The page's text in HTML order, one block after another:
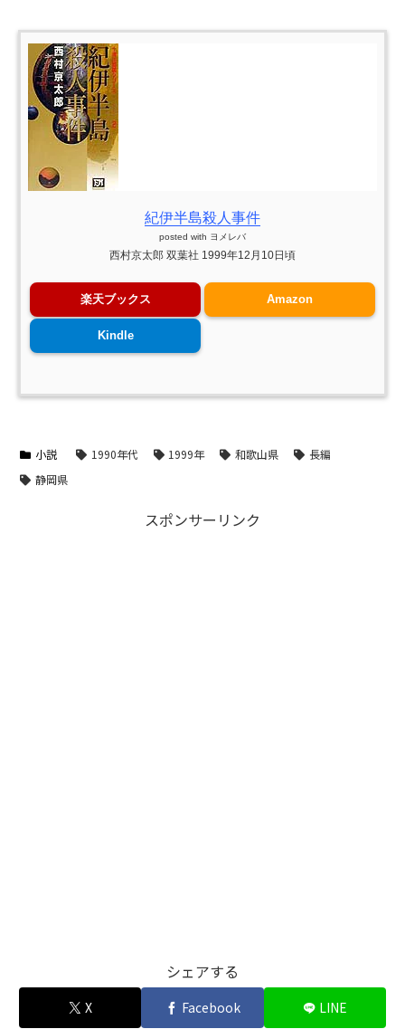
紀伊半島殺人事件
posted with ヨメレバ
西村京太郎 双葉社 1999年12月10日頃
楽天ブックス Amazon
Kindle
小説 1990年代 1999年 和歌山県
長編
静岡県
スポンサーリンク
シェアする
X Facebook LINE